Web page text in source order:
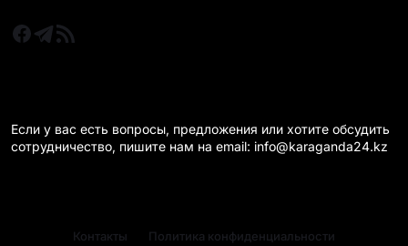
Если у вас есть вопросы, предложения или хотите обсудить
сотрудничество, пишите нам на email: info@karaganda24.kz
Контакты Политика конфиденциальности